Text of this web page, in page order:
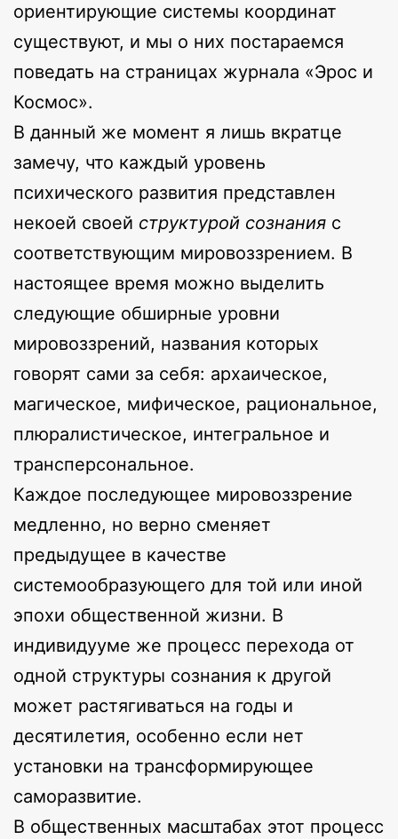
ориентирующие системы координат
существуют, и мы о них постараемся
поведать на страницах журнала «Эрос и
Космос».
В данный же момент я лишь вкратце
замечу, что каждый уровень
психического развития представлен
некоей своей структурой сознания с
соответствующим мировоззрением. В
настоящее время можно выделить
следующие обширные уровни
мировоззрений, названия которых
говорят сами за себя: архаическое,
магическое, мифическое, рациональное,
плюралистическое, интегральное и
трансперсональное.
Каждое последующее мировоззрение
медленно, но верно сменяет
предыдущее в качестве
системообразующего для той или иной
эпохи общественной жизни. В
индивидууме же процесс перехода от
одной структуры сознания к другой
может растягиваться на годы и
десятилетия, особенно если нет
установки на трансформирующее
саморазвитие.
В общественных масштабах этот процесс